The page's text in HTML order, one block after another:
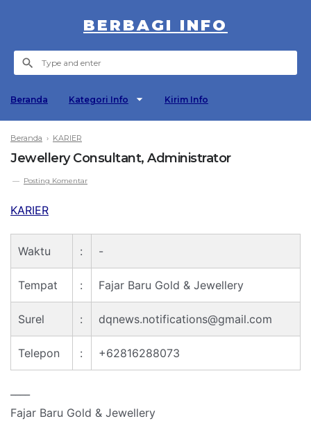
BERBAGI INFO
Beranda Kategori Info Kirim Info
Beranda › KARIER
Jewellery Consultant, Administrator
Posting Komentar
KARIER
Waktu : -
Tempat : Fajar Baru Gold & Jewellery
Surel : dqnews.notifications@gmail.com
Telepon : +62816288073
Fajar Baru Gold & Jewellery